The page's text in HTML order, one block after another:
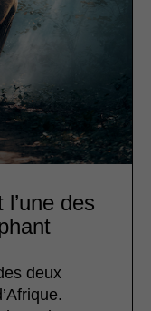
l’une des
deux